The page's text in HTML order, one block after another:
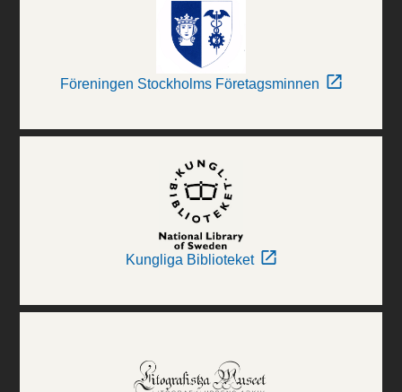
Föreningen Stockholms Företagsminnen
Kungliga Biblioteket